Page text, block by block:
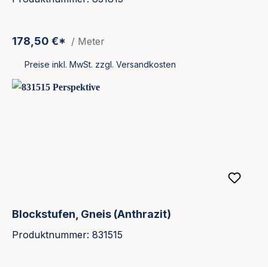
178,50 €* / Meter
Preise inkl. MwSt. zzgl. Versandkosten
Blockstufen, Gneis (Anthrazit)
Produktnummer: 831515